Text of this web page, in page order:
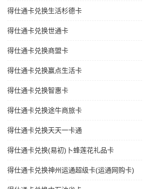
得仕通卡兑换生活杉德卡
得仕通卡兑换世通卡
得仕通卡兑换商盟卡
得仕通卡兑换赢点生活卡
得仕通卡兑换智惠卡
得仕通卡兑换途牛商旅卡
得仕通卡兑换天天一卡通
得仕通卡兑换(易初)卜蜂莲花礼品卡
得仕通卡兑换神州运通超级卡(运通网购卡)